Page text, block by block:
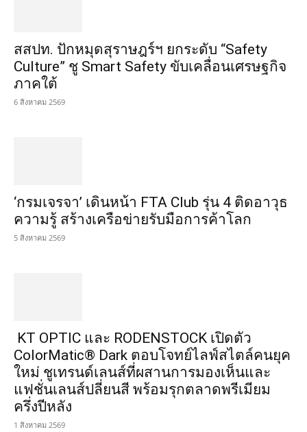
สสปท. ปักหมุดสุราษฎร์ฯ ยกระดับ “Safety
Culture” ชู Smart Safety ขับเคลื่อนเศรษฐกิจ
ภาคใต้
6 สิงหาคม 2569
‘กรมเจรจา’ เดินหน้า FTA Club รุ่น 4 ติดอาวุธ
ความรู้ สร้างเครือข่ายรับมือการค้าโลก
5 สิงหาคม 2569
KT OPTIC และ RODENSTOCK เปิดตัว
ColorMatic® Dark ตอบโจทย์ไลฟ์สไตล์คนยุค
ใหม่ ชูเทรนด์เลนส์ที่ผสานการมองเห็นและ
แฟชั่นเลนส์ปลี่ยนสี พร้อมรุกตลาดพรีเมียม
ครึ่งปีหลัง
1 สิงหาคม 2569